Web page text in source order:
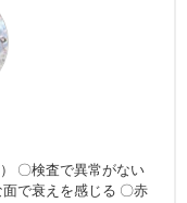
〇検査で異常がない
で衰えを感じる 〇赤